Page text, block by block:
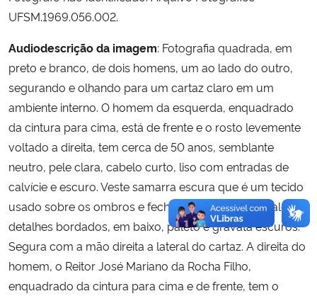
UFSM.1969.056.002.
Audiodescrição da imagem: Fotografia quadrada, em
preto e branco, de dois homens, um ao lado do outro,
segurando e olhando para um cartaz claro em um
ambiente interno. O homem da esquerda, enquadrado
da cintura para cima, está de frente e o rosto levemente
voltado a direita, tem cerca de 50 anos, semblante
neutro, pele clara, cabelo curto, liso com entradas de
calvície e escuro. Veste samarra escura que é um tecido
usado sobre os ombros e fechado na frente, com alguns
detalhes bordados, em baixo, paletó e gravata escuros.
Segura com a mão direita a lateral do cartaz. A direita do
homem, o Reitor José Mariano da Rocha Filho,
enquadrado da cintura para cima e de frente, tem o